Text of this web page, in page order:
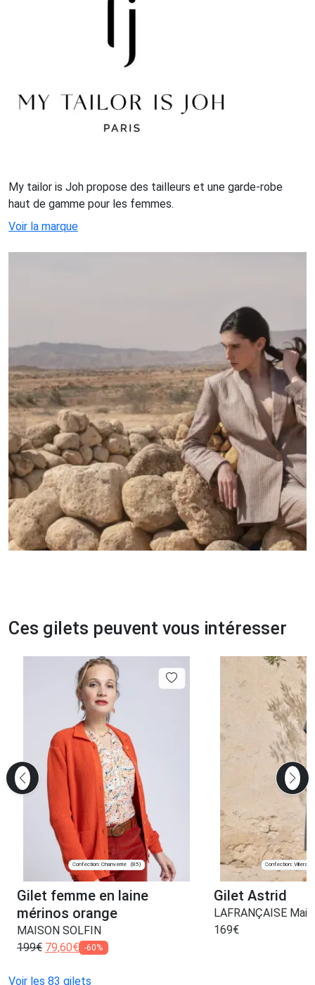
My tailor is Joh propose des tailleurs et une garde-robe
haut de gamme pour les femmes.
Voir la marque
Ces gilets peuvent vous intéresser
Confection: Chanverrie (85)
Gilet femme en laine
mérinos orange
MAISON SOLFIN
199€ 79,60€ -60%
Confection: Villers-
Gilet Astrid
LAFRANÇAISE
169€
Voir les 83 gilets